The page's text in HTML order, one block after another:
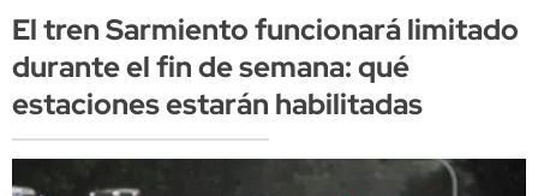
El tren Sarmiento funcionará limitado
durante el fin de semana: qué
estaciones estarán habilitadas